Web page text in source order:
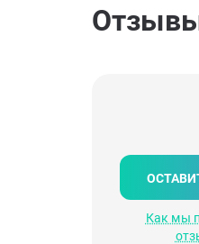
Как мы